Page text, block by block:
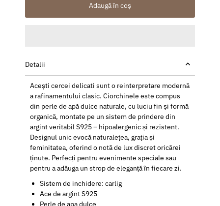
Adaugă în coș
Detalii
Acești cercei delicati sunt o reinterpretare modernă
a rafinamentului clasic. Ciorchinele este compus
din perle de apă dulce naturale, cu luciu fin și formă
organică, montate pe un sistem de prindere din
argint veritabil S925 – hipoalergenic și rezistent.
Designul unic evocă naturalețea, grația și
feminitatea, oferind o notă de lux discret oricărei
ținute. Perfecți pentru evenimente speciale sau
pentru a adăuga un strop de eleganță în fiecare zi.
Sistem de inchidere: carlig
Ace de argint S925
Perle de apa dulce